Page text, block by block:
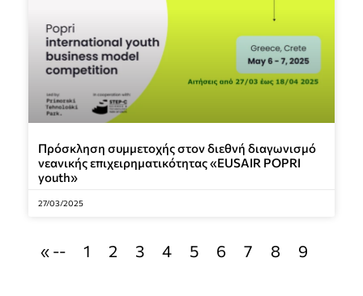
Πρόσκληση συμμετοχής στον διεθνή διαγωνισμό
νεανικής επιχειρηματικότητας «EUSAIR POPRI
youth»
27/03/2025
« -- 1 2 3 4 5 6 7 8 9